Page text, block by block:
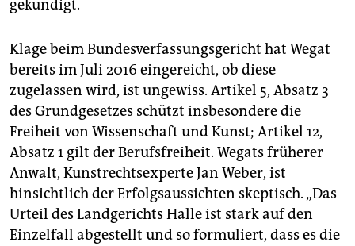
gekündigt.
Klage beim Bundesverfassungsgericht hat Wegat
bereits im Juli 2016 eingereicht, ob diese
zugelassen wird, ist ungewiss. Artikel 5, Absatz 3
des Grundgesetzes schützt insbesondere die
Freiheit von Wissenschaft und Kunst; Artikel 12,
Absatz 1 gilt der Berufsfreiheit. Wegats früherer
Anwalt, Kunstrechtsexperte Jan Weber, ist
hinsichtlich der Erfolgsaussichten skeptisch. „Das
Urteil des Landgerichts Halle ist stark auf den
Einzelfall abgestellt und so formuliert, dass es die